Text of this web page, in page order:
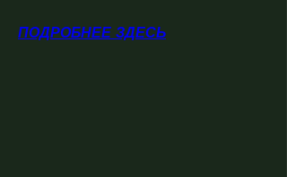
ПОДРОБНЕЕ ЗДЕСЬ